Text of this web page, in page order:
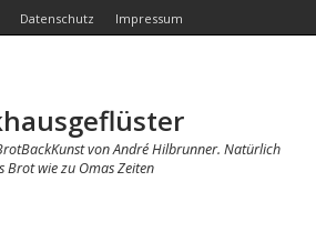
Datenschutz Impressum
von André Hilbrunner. Natürlich
Brot wie zu Omas Zeiten